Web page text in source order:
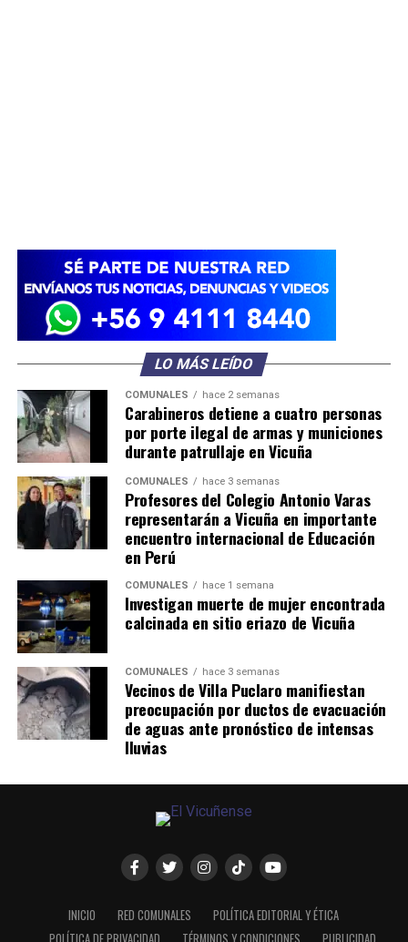
LO MÁS LEÍDO
COMUNALES hace 2 semanas
Carabineros detiene a cuatro personas
por porte ilegal de armas y municiones
durante patrullaje en Vicuña
COMUNALES hace 3 semanas
Profesores del Colegio Antonio Varas
representarán a Vicuña en importante
encuentro internacional de Educación
en Perú
COMUNALES hace 1 semana
Investigan muerte de mujer encontrada
calcinada en sitio eriazo de Vicuña
COMUNALES hace 3 semanas
Vecinos de Villa Puclaro manifiestan
preocupación por ductos de evacuación
de aguas ante pronóstico de intensas
lluvias
INICIO RED COMUNALES
POLÍTICA EDITORIAL Y ÉTICA